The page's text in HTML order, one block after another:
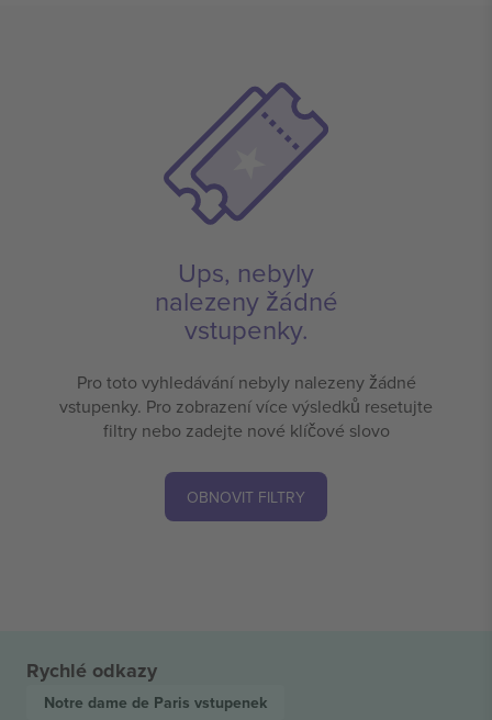
Ups, nebyly
nalezeny žádné
vstupenky.
Pro toto vyhledávání nebyly nalezeny žádné
vstupenky. Pro zobrazení více výsledků resetujte
filtry nebo zadejte nové klíčové slovo
OBNOVIT FILTRY
Rychlé odkazy
Notre dame de Paris vstupenek